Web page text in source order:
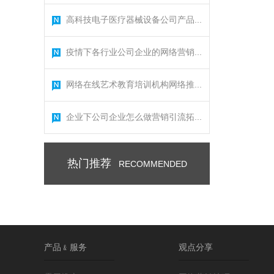
高科技电子医疗器械设备公司产品...
疫情下各行业公司企业的网络营销...
网络在线艺术教育培训机构网络推...
企业下公司企业怎么做营销引流拓...
热门推荐 RECOMMENDED
产品﹠服务 观点分享